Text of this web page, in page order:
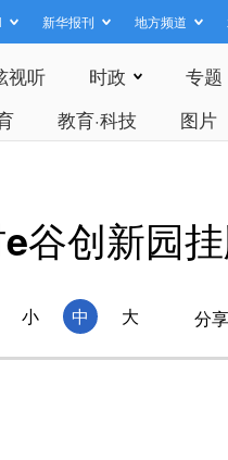
新华报刊 地方频道
视听 时政 专题
教育·科技 图片
谷创新园
小 中 大 分